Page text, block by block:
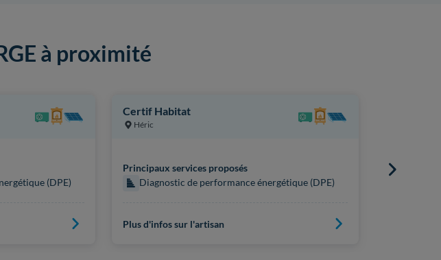
à proximité
(DPE)
Certif Habitat
Héric
Principaux services proposés
Diagnostic de performance énergétique (DPE)
Plus d'infos sur l'artisan
Principaux